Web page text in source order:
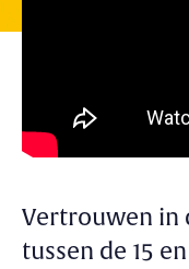
Vertrouwen in
tussen de 15